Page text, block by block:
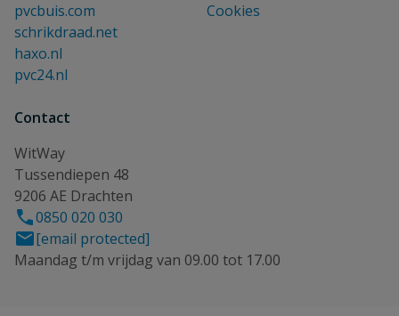
pvcbuis.com
schrikdraad.net
haxo.nl
pvc24.nl
Cookies
Contact
WitWay
Tussendiepen 48
9206 AE Drachten
0850 020 030
[email protected]
Maandag t/m vrijdag van 09.00 tot 17.00